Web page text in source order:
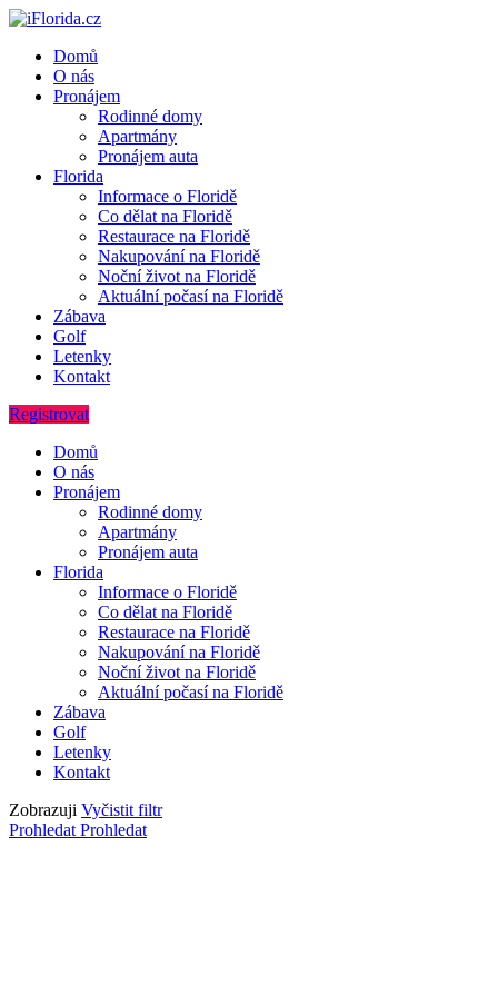
Domů
O nás
Pronájem
Rodinné domy
Apartmány
Pronájem auta
Florida
Informace o Floridě
Co dělat na Floridě
Restaurace na Floridě
Nakupování na Floridě
Noční život na Floridě
Aktuální počasí na Floridě
Zábava
Golf
Letenky
Kontakt
Registrovat
Domů
O nás
Pronájem
Rodinné domy
Apartmány
Pronájem auta
Florida
Informace o Floridě
Co dělat na Floridě
Restaurace na Floridě
Nakupování na Floridě
Noční život na Floridě
Aktuální počasí na Floridě
Zábava
Golf
Letenky
Kontakt
Zobrazuji Vyčistit filtr
Prohledat Prohledat